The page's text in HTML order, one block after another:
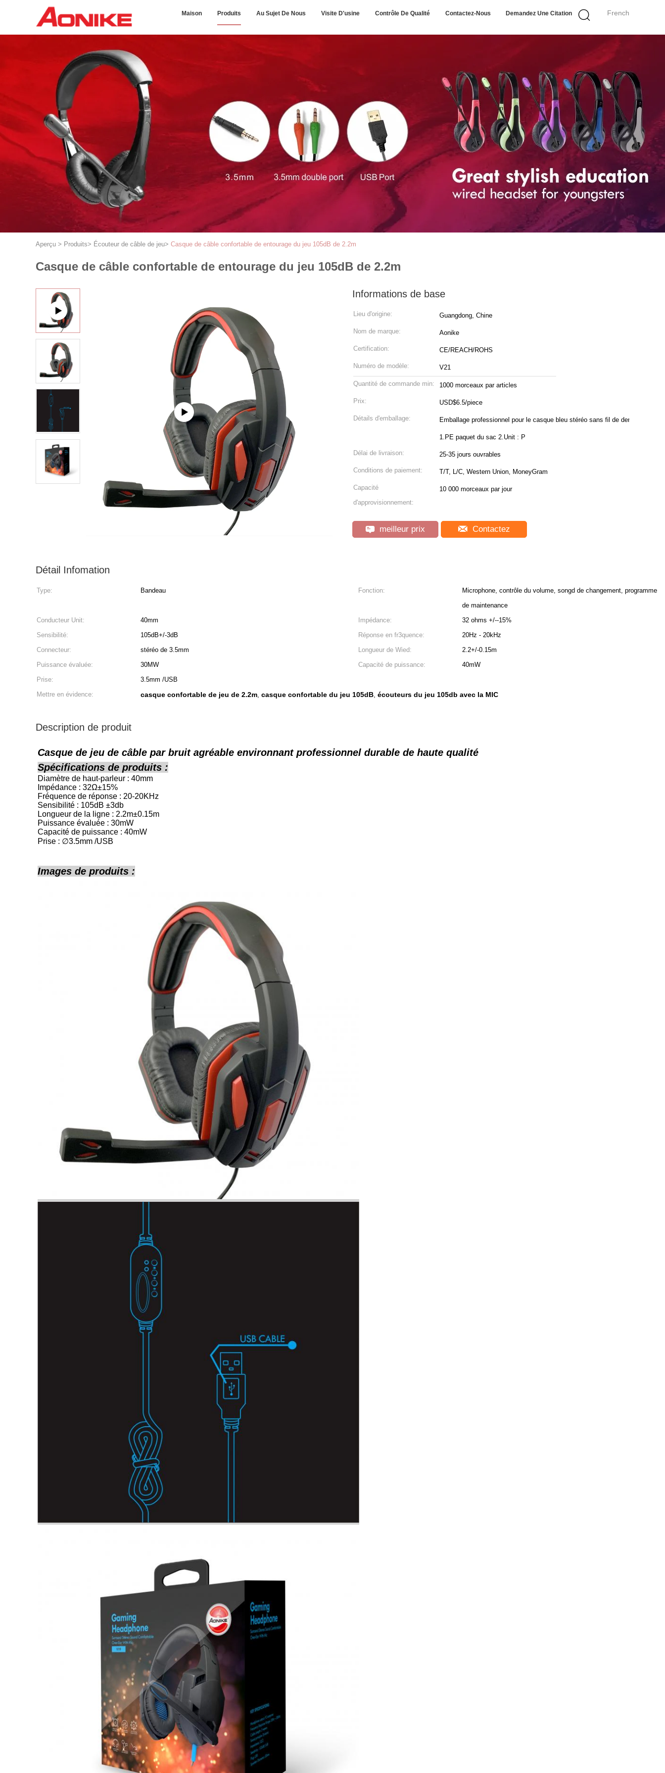
French
Maison Produits Au Sujet De Nous Visite D'usine Contrôle De Qualité Contactez-Nous Demandez Une Citation
Aperçu > Produits> Écouteur de câble de jeu> Casque de câble confortable de entourage du jeu 105dB de 2.2m
Casque de câble confortable de entourage du jeu 105dB de 2.2m
Informations de base
Lieu d'origine: Guangdong, Chine
Nom de marque: Aonike
Certification: CE/REACH/ROHS
Numéro de modèle: V21
Quantité de commande min: 1000 morceaux par articles
Prix: USD$6.5/piece
Détails d'emballage: Emballage professionnel pour le casque bleu stéréo sans fil de dent :
1.PE paquet du sac 2.Unit : P
Délai de livraison: 25-35 jours ouvrables
Conditions de paiement: T/T, L/C, Western Union, MoneyGram
Capacité
d'approvisionnement:
10 000 morceaux par jour
meilleur prix Contactez
Détail Infomation
Type: Bandeau Fonction:
Microphone, contrôle du volume, songd de changement, programme
de maintenance
Conducteur Unit:
40mm Impédance:
32 ohms +/--15%
Sensibilité:
105dB+/-3dB Réponse en fr3quence:
20Hz - 20kHz
Connecteur:
stéréo de 3.5mm Longueur de Wied:
2.2+/-0.15m
Puissance évaluée:
30MW Capacité de puissance:
40mW
Prise:
3.5mm /USB
Mettre en évidence:
casque confortable de jeu de 2.2m, casque confortable du jeu 105dB, écouteurs du jeu 105db avec la MIC
Description de produit
Casque de jeu de câble par bruit agréable environnant professionnel durable de haute qualité
Spécifications de produits :
Diamètre de haut-parleur : 40mm
Impédance : 32Ω±15%
Fréquence de réponse : 20-20KHz
Sensibilité : 105dB ±3db
Longueur de la ligne : 2.2m±0.15m
Puissance évaluée : 30mW
Capacité de puissance : 40mW
Prise : ∅3.5mm /USB
Images de produits :